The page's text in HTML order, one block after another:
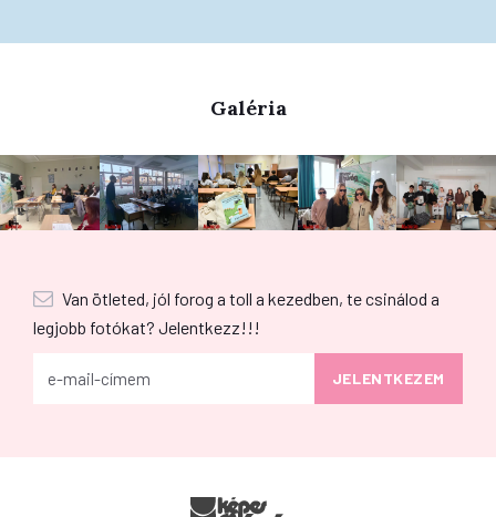
Galéria
Van ötleted, jól forog a toll a kezedben, te csinálod a
legjobb fotókat? Jelentkezz!!!